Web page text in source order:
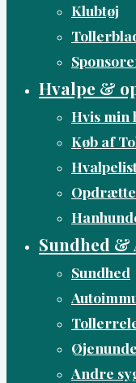
Klubtøj
Hvalpe &
Hvis min
Køb af
Sundhed
Sundhed
Andre